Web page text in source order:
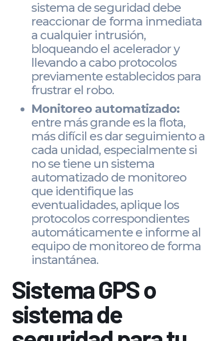
sistema de seguridad debe
reaccionar de forma inmediata
a cualquier intrusión,
bloqueando el acelerador y
llevando a cabo protocolos
previamente establecidos para
frustrar el robo.
Monitoreo automatizado:
entre más grande es la flota,
más difícil es dar seguimiento a
cada unidad, especialmente si
no se tiene un sistema
automatizado de monitoreo
que identifique las
eventualidades, aplique los
protocolos correspondientes
automáticamente e informe al
equipo de monitoreo de forma
instantánea.
Sistema GPS o
sistema de